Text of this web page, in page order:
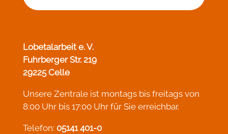
Lobetalarbeit e. V.
Fuhrberger Str. 219
29225 Celle
Unsere Zentrale ist montags bis freitags von
8:00 Uhr bis 17:00 Uhr für Sie erreichbar.
Telefon: 05141 401-0